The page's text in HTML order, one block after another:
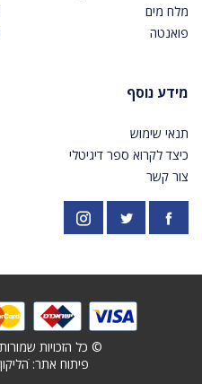
מלח מים
פואנטה
מידע נוסף
תנאי שימוש
כיצד לקרוא ספר דיגיטלי
צור קשר
פייסבוק PardesPublish
אינסטגרם
© כל הזכויות
פיתוח אתר: ׁ